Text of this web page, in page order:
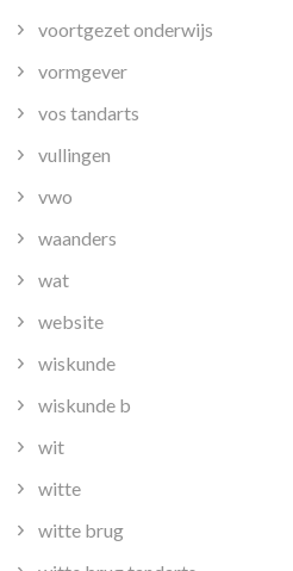
voortgezet onderwijs
vormgever
vos tandarts
vullingen
vwo
waanders
wat
website
wiskunde
wiskunde b
wit
witte
witte brug